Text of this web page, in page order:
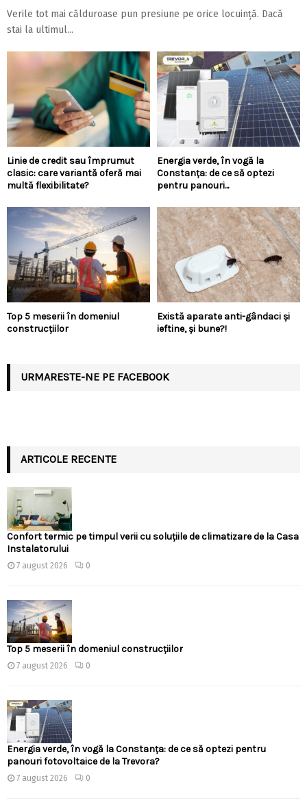
Verile tot mai călduroase pun presiune pe orice locuință. Dacă
stai la ultimul...
Linie de credit sau împrumut
clasic: care variantă oferă mai
multă flexibilitate?
Energia verde, în vogă la
Constanța: de ce să optezi
pentru panouri...
Top 5 meserii în domeniul
construcțiilor
Există aparate anti-gândaci și
ieftine, și bune?!
URMARESTE-NE PE FACEBOOK
ARTICOLE RECENTE
Confort termic pe timpul verii cu soluțiile de climatizare de la Casa
Instalatorului
7 august 2026 0
Top 5 meserii în domeniul construcțiilor
7 august 2026 0
Energia verde, în vogă la Constanța: de ce să optezi pentru
panouri fotovoltaice de la Trevora?
7 august 2026 0